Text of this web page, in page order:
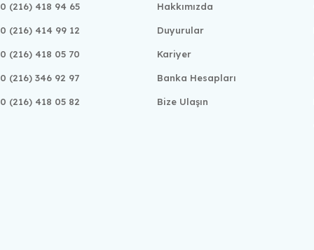
0 (216) 418 94 65
0 (216) 414 99 12
0 (216) 418 05 70
0 (216) 346 92 97
0 (216) 418 05 82
Hakkımızda
Duyurular
Kariyer
Banka Hesapları
Bize Ulaşın